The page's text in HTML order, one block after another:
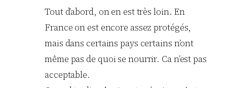
Tout d’abord, on en est très loin. En
France on est encore assez protégés,
mais dans certains pays certains n’ont
même pas de quoi se nourrir. Ca n’est pas
acceptable.